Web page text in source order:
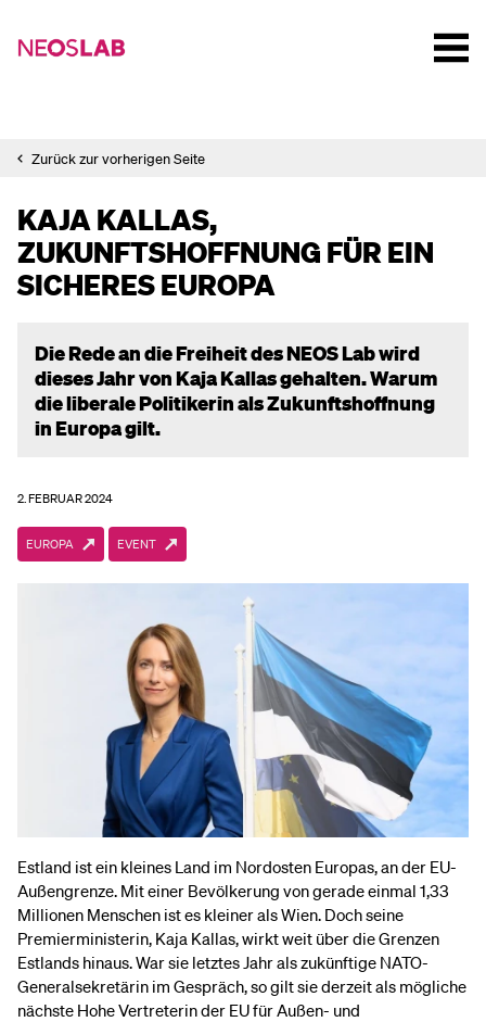
Zurück zur vorherigen Seite
KAJA KALLAS,
ZUKUNFTSHOFFNUNG FÜR EIN
SICHERES EUROPA
Die Rede an die Freiheit des NEOS Lab wird
dieses Jahr von Kaja Kallas gehalten. Warum
die liberale Politikerin als Zukunftshoffnung
in Europa gilt.
2. FEBRUAR 2024
EUROPA EVENT
Estland ist ein kleines Land im Nordosten Europas, an der EU-
Außengrenze. Mit einer Bevölkerung von gerade einmal 1,33
Millionen Menschen ist es kleiner als Wien. Doch seine
Premierministerin, Kaja Kallas, wirkt weit über die Grenzen
Estlands hinaus. War sie letztes Jahr als zukünftige NATO-
Generalsekretärin im Gespräch, so gilt sie derzeit als mögliche
nächste Hohe Vertreterin der EU für Außen- und